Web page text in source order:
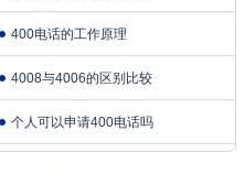
400电话的工作原理
4008与4006的区别比较
个人可以申请400电话吗